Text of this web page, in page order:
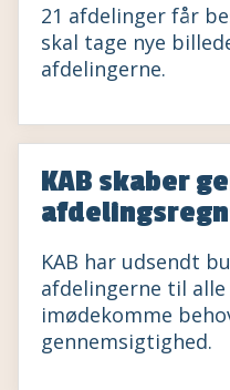
21 afdelinger får
skal tage nye
afdelingerne.
KAB skaber
KAB har udsendt
afdelingerne til
imødekomme
gennemsigtighed.